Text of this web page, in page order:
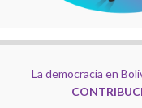
La democracia en